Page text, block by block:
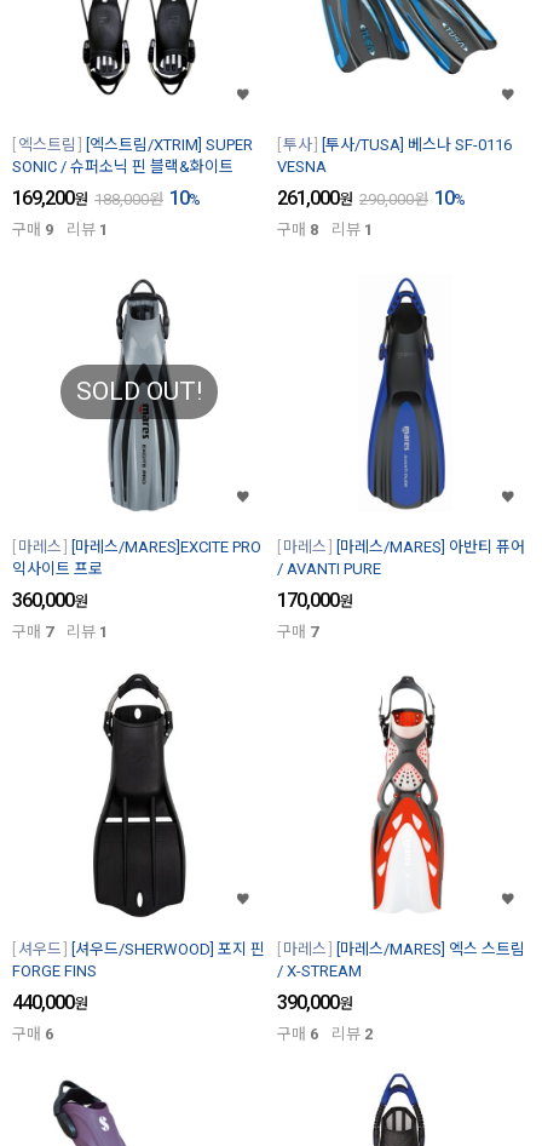
엑스트림
[엑스트림/XTRIM] SUPER
SONIC / 슈퍼소닉 핀 블랙&화이트
169,200원 188,000원 10%
구매 9 리뷰 1
투사
[투사/TUSA] 베스나 SF-0116
VESNA
261,000원 290,000원 10%
구매 8 리뷰 1
SOLD OUT!
마레스
[마레스/MARES]EXCITE PRO
익사이트 프로
360,000원
구매 7 리뷰 1
마레스
[마레스/MARES] 아반티 퓨어
/ AVANTI PURE
170,000원
구매 7
셔우드
[셔우드/SHERWOOD] 포지 핀
FORGE FINS
440,000원
구매 6
마레스
[마레스/MARES] 엑스 스트림
/ X-STREAM
390,000원
구매 6 리뷰 2